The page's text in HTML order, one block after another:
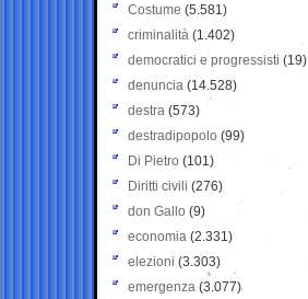
Costume (5.581)
criminalità (1.402)
democratici e progressisti (19)
denuncia (14.528)
destra (573)
destradipopolo (99)
Di Pietro (101)
Diritti civili (276)
don Gallo (9)
economia (2.331)
elezioni (3.303)
emergenza (3.077)